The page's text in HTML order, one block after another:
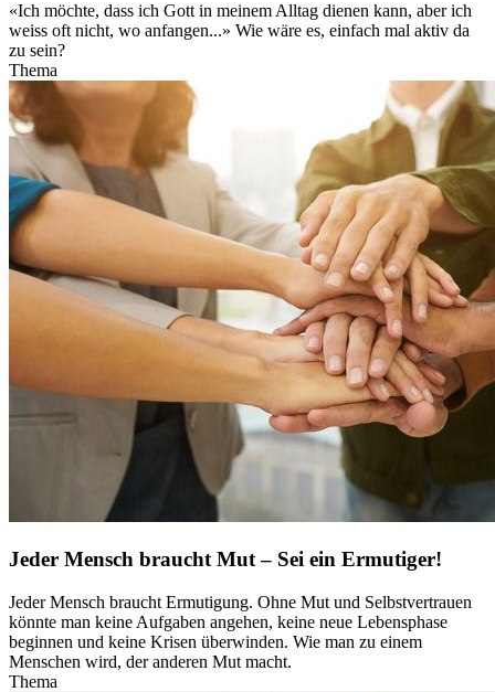
«Ich möchte, dass ich Gott in meinem Alltag dienen kann, aber ich
weiss oft nicht, wo anfangen...» Wie wäre es, einfach mal aktiv da
zu sein?
Thema
Jeder Mensch braucht Mut – Sei ein Ermutiger!
Jeder Mensch braucht Ermutigung. Ohne Mut und Selbstvertrauen
könnte man keine Aufgaben angehen, keine neue Lebensphase
beginnen und keine Krisen überwinden. Wie man zu einem
Menschen wird, der anderen Mut macht.
Thema